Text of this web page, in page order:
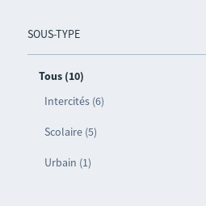
SOUS-TYPE
Tous (10)
Intercités (6)
Scolaire (5)
Urbain (1)